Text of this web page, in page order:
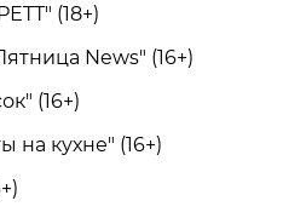
(18+)
News" (16+)
(16+)
на кухне" (16+)